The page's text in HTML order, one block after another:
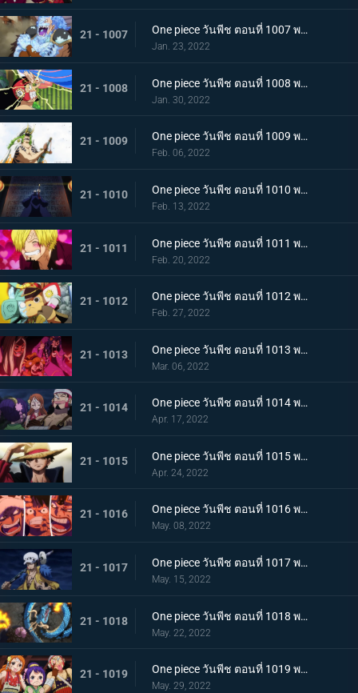
21 - 1007 One piece วันพีช ตอนที่ 1007 พากย์ไทย การไล่ล่าของโซโล! อสูรน้ำแข็ง in เกมไล่จับ
Jan. 23, 2022
21 - 1008 One piece วันพีช ตอนที่ 1008 พากย์ไทย นามิยอมจำนน ท่าเฮดบลัดของอุลติ
Jan. 30, 2022
21 - 1009 One piece วันพีช ตอนที่ 1009 พากย์ไทย ซาซากิรุกหนัก หน่วยรบหุ้มเกราะปะทะยามาโตะ
Feb. 06, 2022
21 - 1010 One piece วันพีช ตอนที่ 1010 พากย์ไทย ทลายอสูรน้ำแข็ง แผนเพลิงของช็อปเปอร์!
Feb. 13, 2022
21 - 1011 One piece วันพีช ตอนที่ 1011 พากย์ไทย ดีก็แย่แล้ว! แมงมุมล่อลวงซันจิ
Feb. 20, 2022
21 - 1012 One piece วันพีช ตอนที่ 1012 พากย์ไทย เดินหมากผิดเกม! เพลิงของนกอมตะมัลโก้
Feb. 27, 2022
21 - 1013 One piece วันพีช ตอนที่ 1013 พากย์ไทย อดีตของยาโมโตะ ชายผู้หมายหัว 4 จักรพรรดิ
Mar. 06, 2022
21 - 1014 One piece วันพีช ตอนที่ 1014 พากย์ไทย น้ำตาของมัลโก้! สายสัมพันธ์ของกลุ่มโจรสลัดหนวดขาว
Apr. 17, 2022
21 - 1015 One piece วันพีช ตอนที่ 1015 พากย์ไทย ลูฟี่หมวกฟาง ชายผู้ที่จะเป็นราชาโจรสลัด
Apr. 24, 2022
21 - 1016 One piece วันพีช ตอนที่ 1016 พากย์ไทย ศึกสัตว์ประหลาด! สามกัปตันต่างถือทิฐิ
May. 08, 2022
21 - 1017 One piece วันพีช ตอนที่ 1017 พากย์ไทย ออกท่าใหญ่ต่อเนื่อง! รุ่นที่เลวร้ายที่สุดโจมตีระห่ำ
May. 15, 2022
21 - 1018 One piece วันพีช ตอนที่ 1018 พากย์ไทย ไคโดหัวเราะ! สี่จักรพรรดิปะทะยุคสมัยใหม่
May. 22, 2022
21 - 1019 One piece วันพีช ตอนที่ 1019 พากย์ไทย แผนลับของโอทามะ! สุดยอดแผนการคิบิดังโกะ
May. 29, 2022